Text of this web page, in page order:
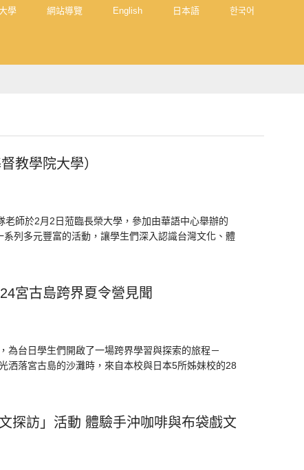
學 網站導覽 English 日本語 한국어
教學院大學）
師於2月2日蒞臨長榮大學，參加由華語中心舉辦的
系列多元豐富的活動，讓學生們深入認識台灣文化、體
宮古島跨界夏令營見聞
為台日學生們開啟了一場跨界學習與探索的旅程－
洒落宮古島的沙灘時，來自本校與日本5所姊妹校的28
探訪」活動 體驗手沖咖啡與布袋戲文